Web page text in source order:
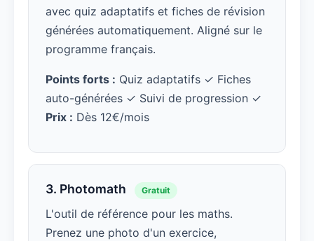
avec quiz adaptatifs et fiches de révision
générées automatiquement. Aligné sur le
programme français.
Points forts : Quiz adaptatifs ✓ Fiches
auto-générées ✓ Suivi de progression ✓
Prix : Dès 12€/mois
3. Photomath Gratuit
L'outil de référence pour les maths.
Prenez une photo d'un exercice,